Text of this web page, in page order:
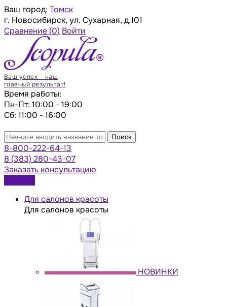
Ваш город: Томск
г. Новосибирск, ул. Сухарная, д.101
Сравнение (0) Войти
Ваш успех – наш
главный результат!
Время работы:
Пн-Пт: 10:00 - 19:00
Сб: 11:00 - 16:00
Поиск
8-800-222-64-13
8 (383) 280-43-07
Заказать консультацию
Для салонов красоты
Для салонов красоты
НОВИНКИ